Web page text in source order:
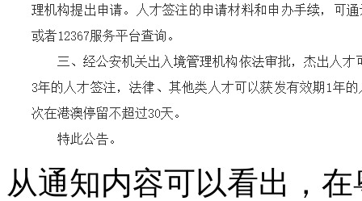
从通知内容可以看出，